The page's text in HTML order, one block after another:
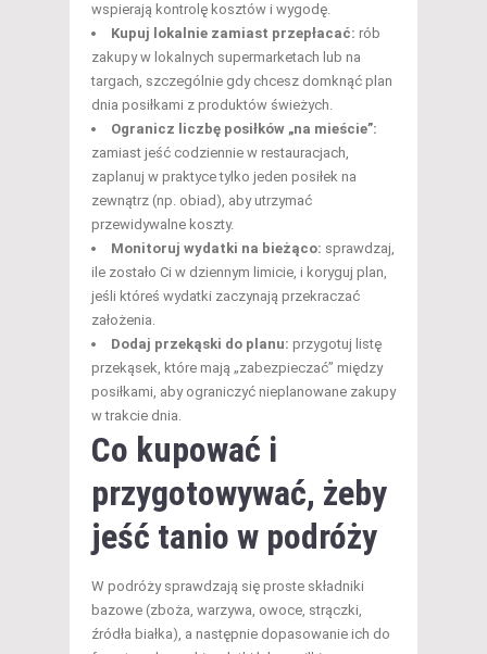
wspierają kontrolę kosztów i wygodę.
Kupuj lokalnie zamiast przepłacać: rób
zakupy w lokalnych supermarketach lub na
targach, szczególnie gdy chcesz domknąć plan
dnia posiłkami z produktów świeżych.
Ogranicz liczbę posiłków „na mieście”:
zamiast jeść codziennie w restauracjach,
zaplanuj w praktyce tylko jeden posiłek na
zewnątrz (np. obiad), aby utrzymać
przewidywalne koszty.
Monitoruj wydatki na bieżąco: sprawdzaj,
ile zostało Ci w dziennym limicie, i koryguj plan,
jeśli któreś wydatki zaczynają przekraczać
założenia.
Dodaj przekąski do planu: przygotuj listę
przekąsek, które mają „zabezpieczać” między
posiłkami, aby ograniczyć nieplanowane zakupy
w trakcie dnia.
Co kupować i
przygotowywać, żeby
jeść tanio w podróży
W podróży sprawdzają się proste składniki
bazowe (zboża, warzywa, owoce, strączki,
źródła białka), a następnie dopasowanie ich do